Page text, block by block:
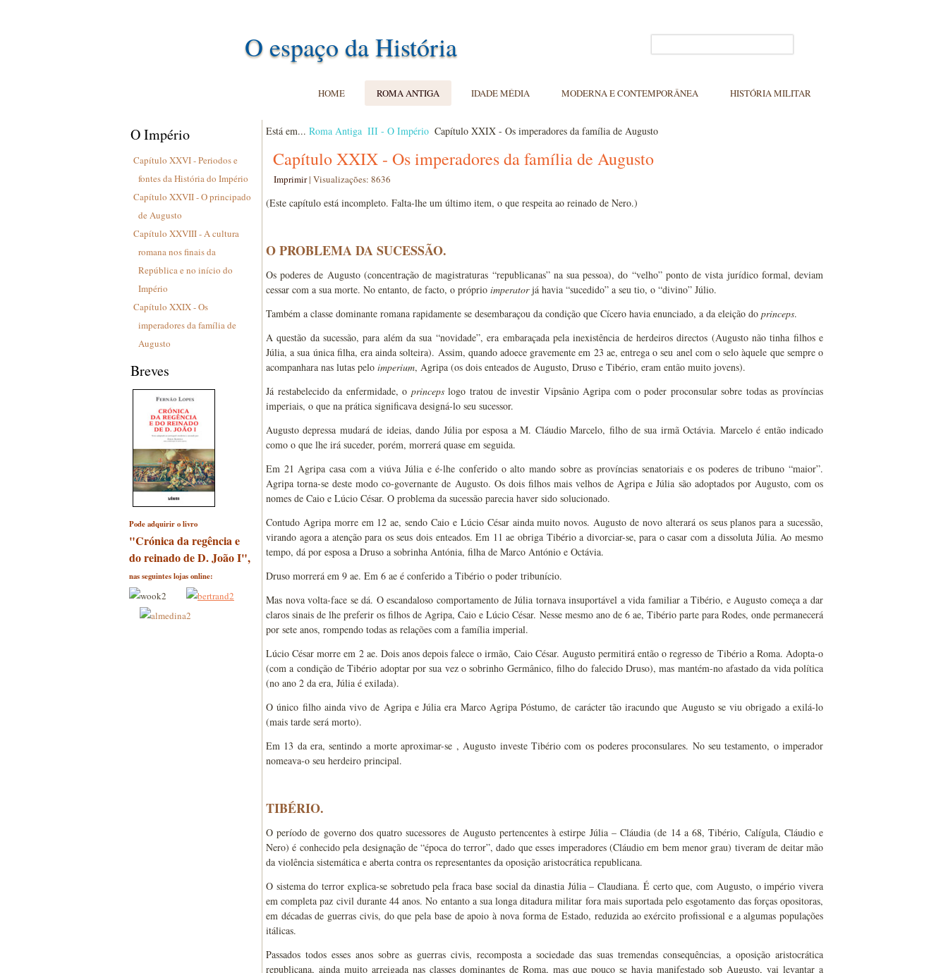
O espaço da História
HOME ROMA ANTIGA IDADE MÉDIA MODERNA E CONTEMPORÂNEA HISTÓRIA MILITAR
O Império
Capítulo XXVI - Periodos e
fontes da História do Império
Capítulo XXVII - O principado
de Augusto
Capítulo XXVIII - A cultura
romana nos finais da
República e no início do
Império
Capítulo XXIX - Os
imperadores da família de
Augusto
Breves
Pode adquirir o livro
"Crónica da regência e
do reinado de D. João I",
nas seguintes lojas online:
Está em... Roma Antiga III - O Império Capítulo XXIX - Os imperadores da família de Augusto
Capítulo XXIX - Os imperadores da família de Augusto
Imprimir| Visualizações: 8636
(Este capítulo está incompleto. Falta-lhe um último item, o que respeita ao reinado de Nero.)
O PROBLEMA DA SUCESSÃO.
Os poderes de Augusto (concentração de magistraturas “republicanas” na sua pessoa), do “velho” ponto de vista jurídico formal, deviam
cessar com a sua morte. No entanto, de facto, o próprio imperatorjá havia “sucedido” a seu tio, o “divino” Júlio.
Também a classe dominante romana rapidamente se desembaraçou da condição que Cícero havia enunciado, a da eleição do princeps.
A questão da sucessão, para além da sua “novidade”, era embaraçada pela inexistência de herdeiros directos (Augusto não tinha filhos e
Júlia, a sua única filha, era ainda solteira). Assim, quando adoece gravemente em 23 ae, entrega o seu anel com o selo àquele que sempre o
acompanhara nas lutas pelo imperium, Agripa (os dois enteados de Augusto, Druso e Tibério, eram então muito jovens).
Já restabelecido da enfermidade, o princepslogo tratou de investir Vipsânio Agripa com o poder proconsular sobre todas as províncias
imperiais, o que na prática significava designá-lo seu sucessor.
Augusto depressa mudará de ideias, dando Júlia por esposa a M. Cláudio Marcelo, filho de sua irmã Octávia. Marcelo é então indicado
como o que lhe irá suceder, porém, morrerá quase em seguida.
Em 21 Agripa casa com a viúva Júlia e é-lhe conferido o alto mando sobre as províncias senatoriais e os poderes de tribuno “maior”.
Agripa torna-se deste modo co-governante de Augusto. Os dois filhos mais velhos de Agripa e Júlia são adoptados por Augusto, com os
nomes de Caio e Lúcio César. O problema da sucessão parecia haver sido solucionado.
Contudo Agripa morre em 12 ae, sendo Caio e Lúcio César ainda muito novos. Augusto de novo alterará os seus planos para a sucessão,
virando agora a atenção para os seus dois enteados. Em 11 ae obriga Tibério a divorciar-se, para o casar com a dissoluta Júlia. Ao mesmo
tempo, dá por esposa a Druso a sobrinha Antónia, filha de Marco António e Octávia.
Druso morrerá em 9 ae. Em 6 ae é conferido a Tibério o poder tribunício.
Mas nova volta-face se dá. O escandaloso comportamento de Júlia tornava insuportável a vida familiar a Tibério, e Augusto começa a dar
claros sinais de lhe preferir os filhos de Agripa, Caio e Lúcio César. Nesse mesmo ano de 6 ae, Tibério parte para Rodes, onde permanecerá
por sete anos, rompendo todas as relações com a família imperial.
Lúcio César morre em 2 ae. Dois anos depois falece o irmão, Caio César. Augusto permitirá então o regresso de Tibério a Roma. Adopta-o
(com a condição de Tibério adoptar por sua vez o sobrinho Germânico, filho do falecido Druso), mas mantém-no afastado da vida política
(no ano 2 da era, Júlia é exilada).
O único filho ainda vivo de Agripa e Júlia era Marco Agripa Póstumo, de carácter tão iracundo que Augusto se viu obrigado a exilá-lo
(mais tarde será morto).
Em 13 da era, sentindo a morte aproximar-se , Augusto investe Tibério com os poderes proconsulares. No seu testamento, o imperador
nomeava-o seu herdeiro principal.
TIBÉRIO.
O período de governo dos quatro sucessores de Augusto pertencentes à estirpe Júlia – Cláudia (de 14 a 68, Tibério, Calígula, Cláudio e
Nero) é conhecido pela designação de “época do terror”, dado que esses imperadores (Cláudio em bem menor grau) tiveram de deitar mão
da violência sistemática e aberta contra os representantes da oposição aristocrática republicana.
O sistema do terror explica-se sobretudo pela fraca base social da dinastia Júlia – Claudiana. É certo que, com Augusto, o império vivera
em completa paz civil durante 44 anos. No entanto a sua longa ditadura militar fora mais suportada pelo esgotamento das forças opositoras,
em décadas de guerras civis, do que pela base de apoio à nova forma de Estado, reduzida ao exército profissional e a algumas populações
itálicas.
Passados todos esses anos sobre as guerras civis, recomposta a sociedade das suas tremendas consequências, a oposição aristocrática
republicana, ainda muito arreigada nas classes dominantes de Roma, mas que pouco se havia manifestado sob Augusto, vai levantar a